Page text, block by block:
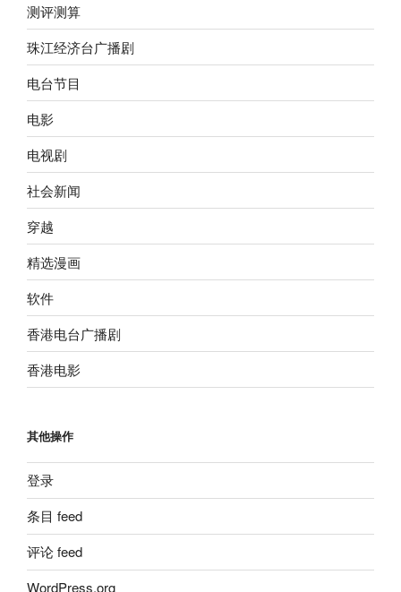
测评测算
珠江经济台广播剧
电台节目
电影
电视剧
社会新闻
穿越
精选漫画
软件
香港电台广播剧
香港电影
其他操作
登录
条目 feed
评论 feed
WordPress.org